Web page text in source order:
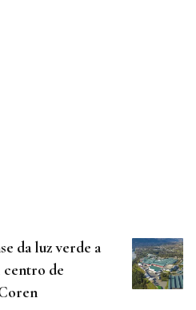
da luz verde a
centro de